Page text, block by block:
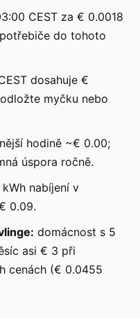
CEST za € 0.0018
do tohoto
dosahuje €
myčku nebo
hodině ~€ 0.00;
úspora ročně.
kWh nabíjení v
0.09.
domácnost s 5
asi € 3 při
cenách (€ 0.0455